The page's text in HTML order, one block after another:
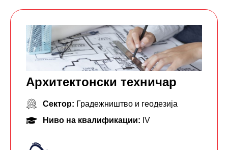
Архитектонски техничар
Сектор: Градежништво и геодезија
Ниво на квалификации: IV